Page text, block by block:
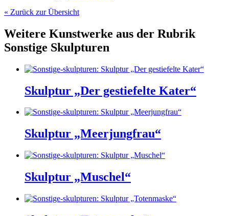
« Zurück zur Übersicht
Weitere Kunstwerke aus der Rubrik
Sonstige Skulpturen
Skulptur „Der gestiefelte Kater“
Skulptur „Meerjungfrau“
Skulptur „Muschel“